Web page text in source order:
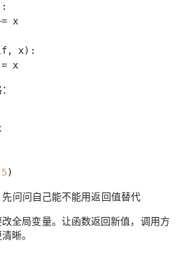
:
x
x) :
x
5)
先问问自己能不能用返回值替代
全局变量。让函数返回新值，调用方
晰。